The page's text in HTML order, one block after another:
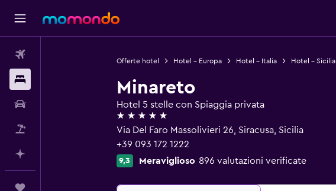
Offerte hotel Hotel - Europa Hotel - Italia Hotel - Sicilia
Minareto
Hotel 5 stelle con Spiaggia privata
5 stelle
Via Del Faro Massolivieri 26, Siracusa, Sicilia
+39 093 172 1222
9,3 Meraviglioso 896 valutazioni verificate